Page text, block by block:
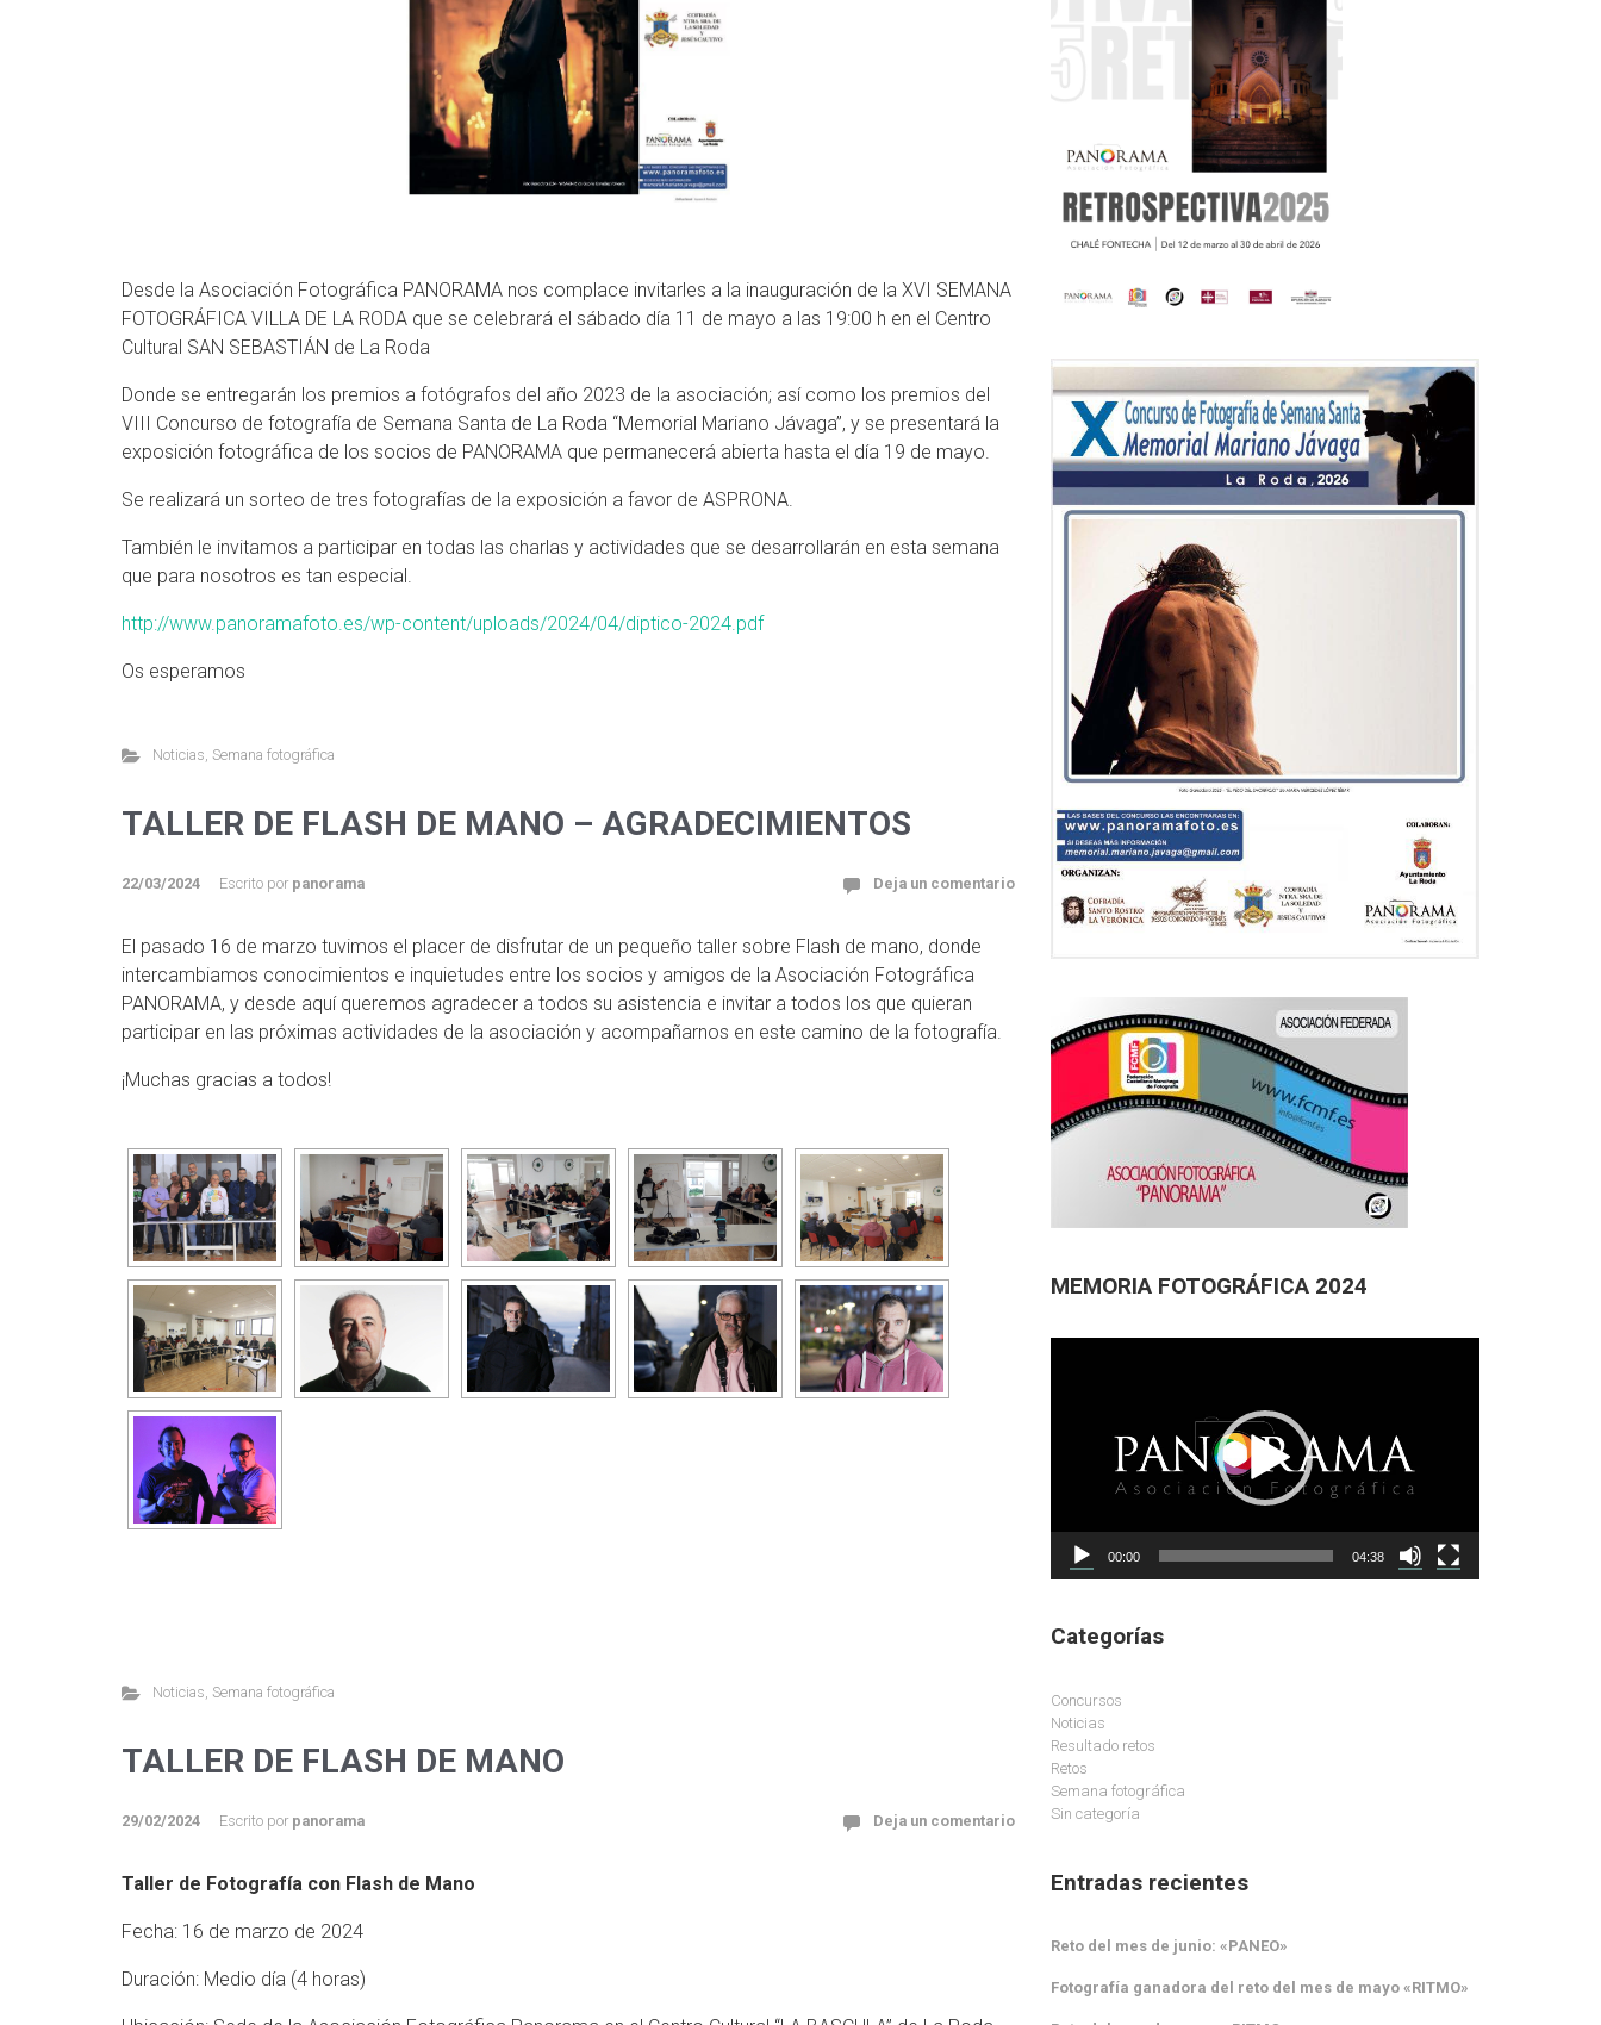
Desde la Asociación Fotográfica PANORAMA nos complace invitarles a la inauguración de la XVI SEMANA
FOTOGRÁFICA VILLA DE LA RODA que se celebrará el sábado día 11 de mayo a las 19:00 h en el Centro
Cultural SAN SEBASTIÁN de La Roda
Donde se entregarán los premios a fotógrafos del año 2023 de la asociación; así como los premios del
VIII Concurso de fotografía de Semana Santa de La Roda “Memorial Mariano Jávaga”, y se presentará la
exposición fotográfica de los socios de PANORAMA que permanecerá abierta hasta el día 19 de mayo.
Se realizará un sorteo de tres fotografías de la exposición a favor de ASPRONA.
También le invitamos a participar en todas las charlas y actividades que se desarrollarán en esta semana
que para nosotros es tan especial.
http://www.panoramafoto.es/wp-content/uploads/2024/04/diptico-2024.pdf
Os esperamos
Noticias, Semana fotográfica
TALLER DE FLASH DE MANO – AGRADECIMIENTOS
22/03/2024 Escrito por panorama Deja un comentario
El pasado 16 de marzo tuvimos el placer de disfrutar de un pequeño taller sobre Flash de mano, donde
intercambiamos conocimientos e inquietudes entre los socios y amigos de la Asociación Fotográfica
PANORAMA, y desde aquí queremos agradecer a todos su asistencia e invitar a todos los que quieran
participar en las próximas actividades de la asociación y acompañarnos en este camino de la fotografía.
¡Muchas gracias a todos!
Noticias, Semana fotográfica
TALLER DE FLASH DE MANO
29/02/2024 Escrito por panorama Deja un comentario
Taller de Fotografía con Flash de Mano
Fecha: 16 de marzo de 2024
Duración: Medio día (4 horas)
MEMORIA FOTOGRÁFICA 2024
00:00 04:38
Categorías
Concursos
Noticias
Resultado retos
Retos
Semana fotográfica
Sin categoría
Entradas recientes
Reto del mes de junio: «PANEO»
Fotografía ganadora del reto del mes de mayo «RITMO»